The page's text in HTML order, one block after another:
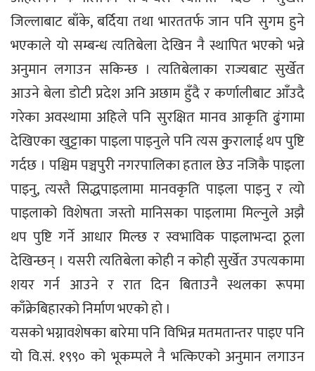
जिल्लाबाट बाँके, बर्दिया तथा भारततर्फ जान पनि सुगम हुने
भएकाले यो सम्बन्ध त्यतिबेला देखिन नै स्थापित भएको भन्ने
अनुमान लगाउन सकिन्छ । त्यतिबेलाका राज्यबाट सुर्खेत
आउने बेला डोटी प्रदेश अनि अछाम हुँदै र कर्णालीबाट आँउदै
गरेका अवस्थामा अहिले पनि सुरक्षित मानव आकृति ढुंगामा
देखिएका खुट्टाका पाइला पाइनुले पनि त्यस कुुरालाई थप पुष्टि
गर्दछ । पश्चिम पञ्चपुरी नगरपालिका हताल छेउ नजिकै पाइला
पाइनु, त्यस्तै सिद्धपाइलामा मानवकृति पाइला पाइनु र त्यो
पाइलाको विशेषता जस्तो मानिसका पाइलामा मिल्नुले अझै
थप पुष्टि गर्ने आधार मिल्छ र स्वभाविक पाइलाभन्दा ठूला
देखिन्छन् । यसरी त्यतिबेला कोही न कोही सुर्खेत उपत्यकामा
शयर गर्न आउने र रात दिन बिताउनै स्थलका रूपमा
काँक्रेबिहारको निर्माण भएको हो ।
यसको भग्नावशेषका बारेमा पनि विभिन्न मतमतान्तर पाइए पनि
यो वि.सं. १९९० को भूकम्पले नै भत्किएको अनुमान लगाउन